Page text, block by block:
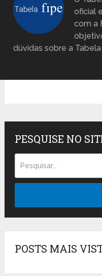
oficial
com a
dúvidas sobre a
PESQUISE NO
POSTS MAIS